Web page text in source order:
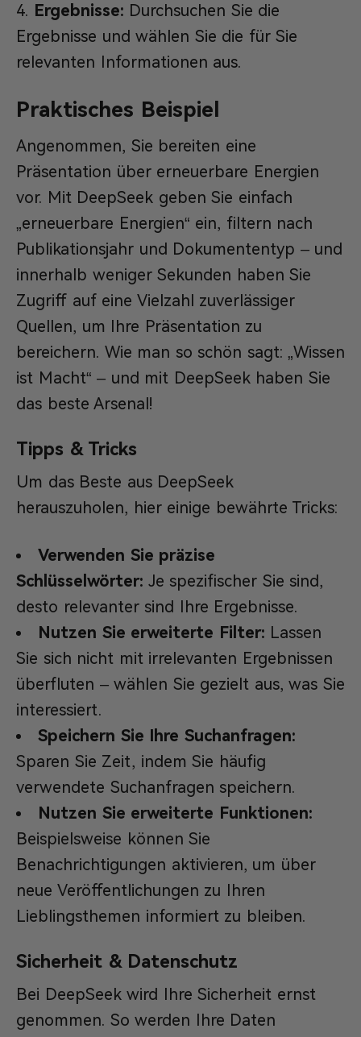
Ergebnisse: Durchsuchen Sie die
Ergebnisse und wählen Sie die für Sie
relevanten Informationen aus.
Praktisches Beispiel
Angenommen, Sie bereiten eine
Präsentation über erneuerbare Energien
vor. Mit DeepSeek geben Sie einfach
„erneuerbare Energien“ ein, filtern nach
Publikationsjahr und Dokumententyp – und
innerhalb weniger Sekunden haben Sie
Zugriff auf eine Vielzahl zuverlässiger
Quellen, um Ihre Präsentation zu
bereichern. Wie man so schön sagt: „Wissen
ist Macht“ – und mit DeepSeek haben Sie
das beste Arsenal!
Tipps & Tricks
Um das Beste aus DeepSeek
herauszuholen, hier einige bewährte Tricks:
Verwenden Sie präzise
Schlüsselwörter: Je spezifischer Sie sind,
desto relevanter sind Ihre Ergebnisse.
Nutzen Sie erweiterte Filter: Lassen
Sie sich nicht mit irrelevanten Ergebnissen
überfluten – wählen Sie gezielt aus, was Sie
interessiert.
Speichern Sie Ihre Suchanfragen:
Sparen Sie Zeit, indem Sie häufig
verwendete Suchanfragen speichern.
Nutzen Sie erweiterte Funktionen:
Beispielsweise können Sie
Benachrichtigungen aktivieren, um über
neue Veröffentlichungen zu Ihren
Lieblingsthemen informiert zu bleiben.
Sicherheit & Datenschutz
Bei DeepSeek wird Ihre Sicherheit ernst
genommen. So werden Ihre Daten